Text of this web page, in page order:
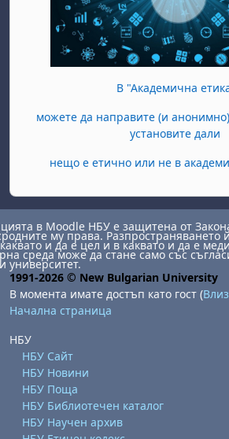
В "Академична
можете да направите (и анонимно)
установите дали
нещо е етично или не в
в Moodle НБУ е защитена от
му права. Разпространяването
и да е цел и в каквато и да е
среда може да стане само със
университет.
1991-2026 © New Bulgarian University
В момента имате достъп като гост (
Начална страница
НБУ
НБУ Сайт
НБУ Новини
НБУ Поща
НБУ Библиотечен каталог
НБУ Научен архив